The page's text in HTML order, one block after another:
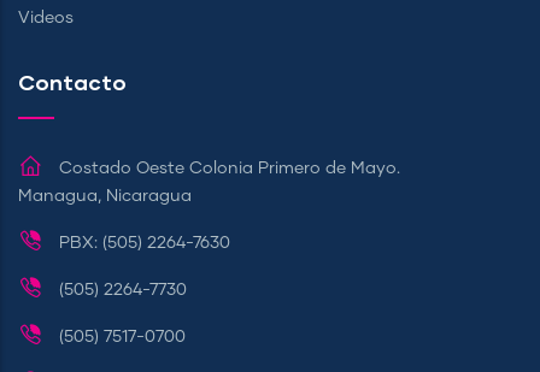
Videos
Contacto
Costado Oeste Colonia Primero de Mayo.
Managua, Nicaragua
PBX: (505) 2264-7630
(505) 2264-7730
(505) 7517-0700